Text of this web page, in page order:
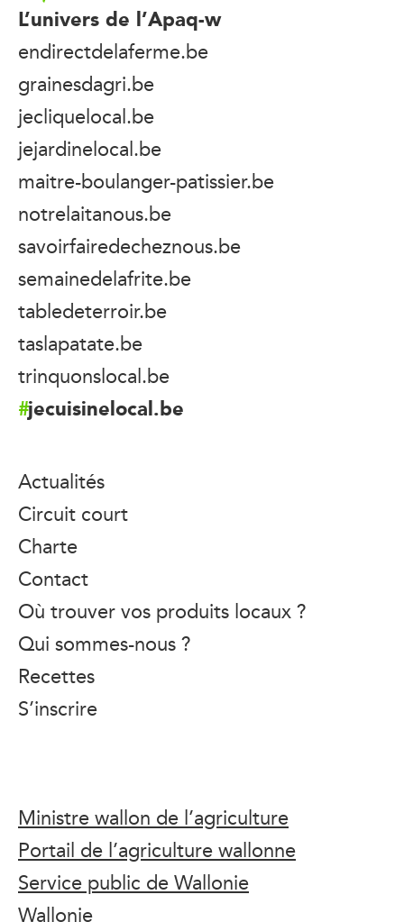
L’univers de l’Apaq-w
endirectdelaferme.be
grainesdagri.be
jecliquelocal.be
jejardinelocal.be
maitre-boulanger-patissier.be
notrelaitanous.be
savoirfairedecheznous.be
semainedelafrite.be
tabledeterroir.be
taslapatate.be
trinquonslocal.be
jecuisinelocal.be
Actualités
Circuit court
Charte
Contact
Où trouver vos produits locaux ?
Qui sommes-nous ?
Recettes
S’inscrire
Ministre wallon de l’agriculture
Portail de l’agriculture wallonne
Service public de Wallonie
Wallonie